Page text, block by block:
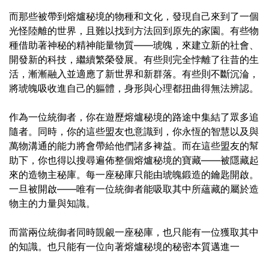
而那些被帶到熔爐秘境的物種和文化，發現自己來到了一個
光怪陸離的世界，且難以找到方法回到原先的家園。有些物
種借助著神秘的精神能量物質——琥魄，來建立新的社會、
開發新的科技，繼續繁榮發展。有些則完全悖離了往昔的生
活，漸漸融入並適應了新世界和新群落。有些則不斷沉淪，
將琥魄吸收進自己的軀體，身形與心理都扭曲得無法辨認。
作為一位統御者，你在遊歷熔爐秘境的路途中集結了眾多追
隨者。同時，你的這些盟友也意識到，你永恆的智慧以及與
萬物溝通的能力將會帶給他們諸多裨益。而在這些盟友的幫
助下，你也得以搜尋遍佈整個熔爐秘境的寶藏——被隱藏起
來的造物主秘庫。每一座秘庫只能由琥魄鍛造的鑰匙開啟。
一旦被開啟——唯有一位統御者能吸取其中所蘊藏的屬於造
物主的力量與知識。
而當兩位統御者同時覬覦一座秘庫，也只能有一位獲取其中
的知識。也只能有一位向著熔爐秘境的秘密本質邁進一